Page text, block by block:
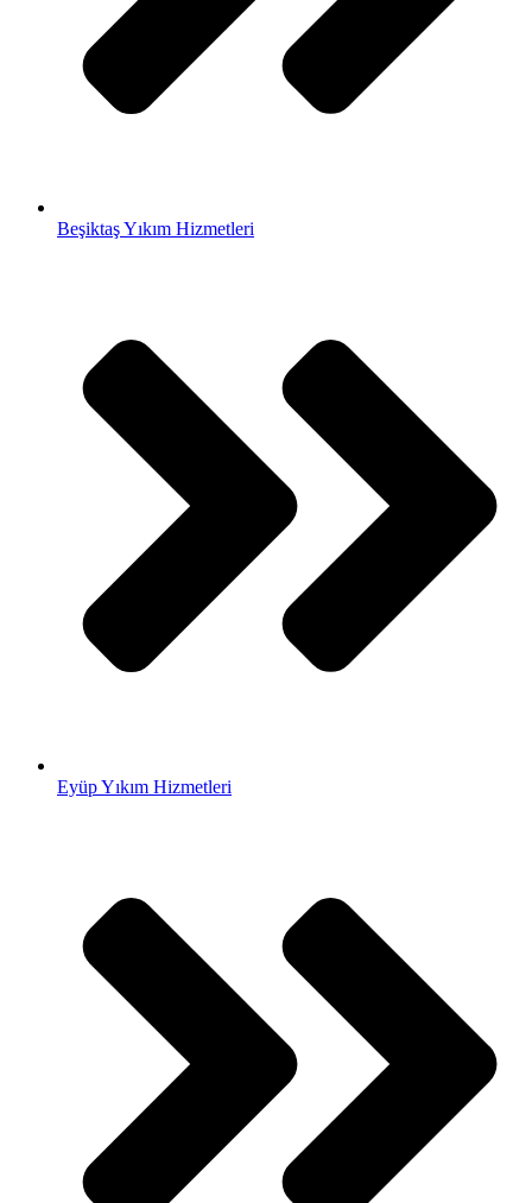
Beşiktaş Yıkım Hizmetleri
Eyüp Yıkım Hizmetleri